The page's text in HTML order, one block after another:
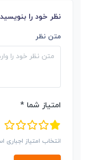
نظر خود را بنویسید
متن نظر
امتیاز شما *
انتخاب امتیاز اجباری